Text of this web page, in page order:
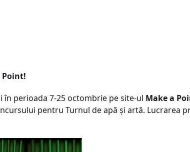
Point!
perioada 7-25 octombrie pe site-ul Make a
pentru Turnul de apă şi artă. Lucrarea